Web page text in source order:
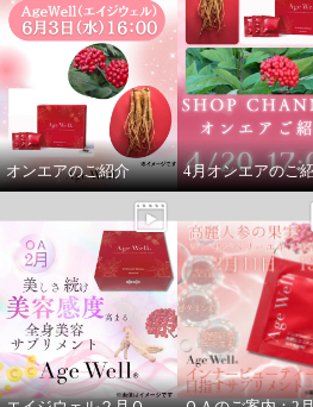
高麗人参の果実 ジンセンベリー
使用！ 美容健康サプリメント “エ
イジウェル” ６０包ボリュームパ
ック
オンエアのご紹介 4月オンエアのご